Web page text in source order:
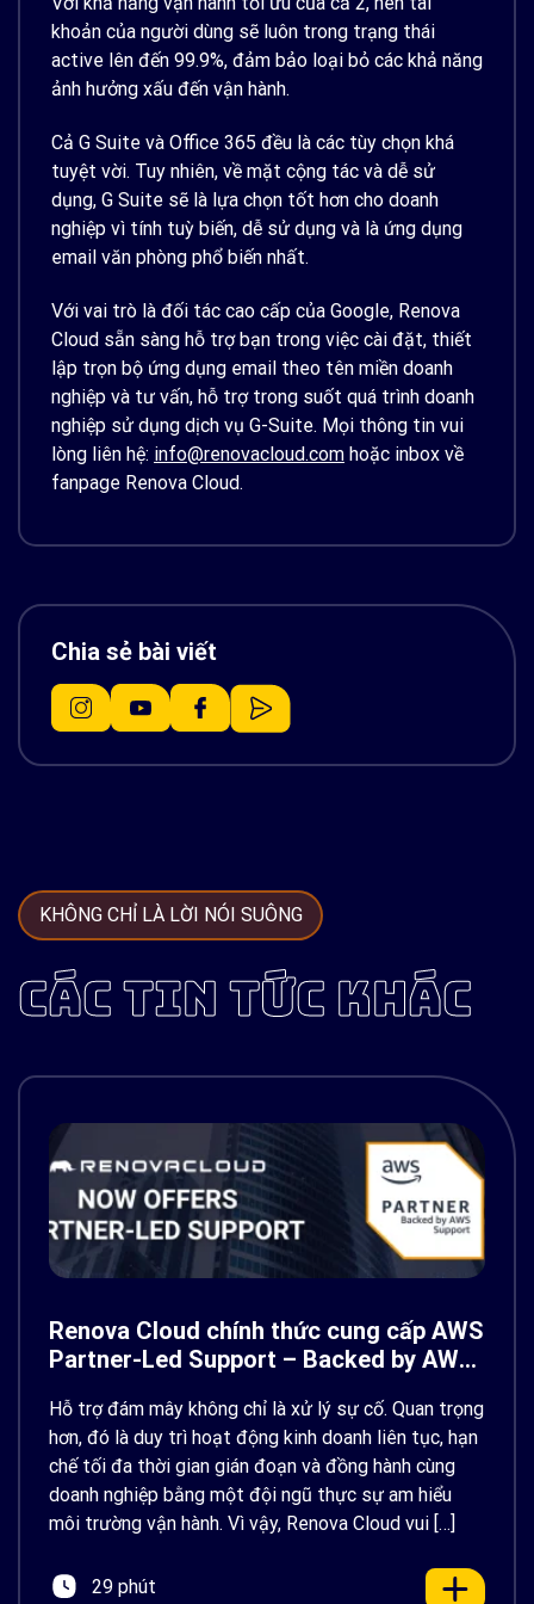
khoản của người dùng sẽ luôn trong trạng thái
active lên đến 99.9%, đảm bảo loại bỏ các khả năng
ảnh hưởng xấu đến vận hành.
Cả G Suite và Office 365 đều là các tùy chọn khá
tuyệt vời. Tuy nhiên, về mặt cộng tác và dễ sử
dụng, G Suite sẽ là lựa chọn tốt hơn cho doanh
nghiệp vì tính tuỳ biến, dễ sử dụng và là ứng dụng
email văn phòng phổ biến nhất.
Với vai trò là đối tác cao cấp của Google, Renova
Cloud sẵn sàng hỗ trợ bạn trong việc cài đặt, thiết
lập trọn bộ ứng dụng email theo tên miền doanh
nghiệp và tư vấn, hỗ trợ trong suốt quá trình doanh
nghiệp sử dụng dịch vụ G-Suite. Mọi thông tin vui
lòng liên hệ: info@renovacloud.com hoặc inbox về
fanpage Renova Cloud.
Chia sẻ bài viết
KHÔNG CHỈ LÀ LỜI NÓI SUÔNG
CÁC TIN TỨC KHÁC
Renova Cloud chính thức cung cấp AWS
Partner-Led Support – Backed by AWS
Hỗ trợ đám mây không chỉ là xử lý sự cố. Quan trọng
hơn, đó là duy trì hoạt động kinh doanh liên tục, hạn
chế tối đa thời gian gián đoạn và đồng hành cùng
doanh nghiệp bằng một đội ngũ thực sự am hiểu
môi trường vận hành. Vì vậy, Renova Cloud vui […]
29 phút